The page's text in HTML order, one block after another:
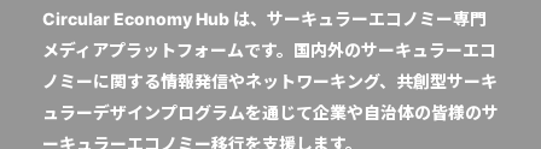
Circular Economy Hub は、サーキュラーエコノミー専門
メディアプラットフォームです。国内外のサーキュラーエコ
ノミーに関する情報発信やネットワーキング、共創型サーキ
ュラーデザインプログラムを通じて企業や自治体の皆様のサ
ーキュラーエコノミー移行を支援します。